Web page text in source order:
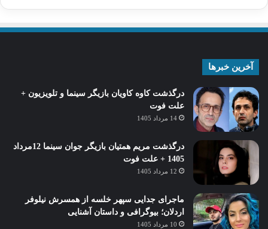
آخرین خبرها
درگذشت کاوه کاویان بازیگر سینما و تلویزیون +
علت فوت
14 مرداد 1405
درگذشت مریم همتیان بازیگر جوان سینما 12مرداد
1405 + علت فوت
12 مرداد 1405
ماجرای جدایی سپهر خلسه از همسرش نیلوفر
اردلان؛ بیوگرافی و داستان آشنایی
10 مرداد 1405